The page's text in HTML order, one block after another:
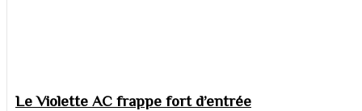
Le Violette AC frappe fort d’entrée